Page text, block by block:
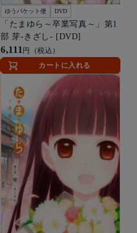
ゆうパケット便 DVD
「たまゆら～卒業写真～」第1
部 芽-きざし- [DVD]
6,111 円（税込）
カートに入れる